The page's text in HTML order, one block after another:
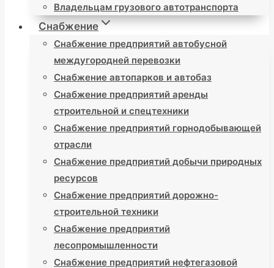
Владельцам грузового автотранспорта
Снабжение
Снабжение предприятий автобусной
междугородней перевозки
Снабжение автопарков и автобаз
Снабжение предприятий аренды
строительной и спецтехники
Снабжение предприятий горнодобывающей
отрасли
Снабжение предприятий добычи природных
ресурсов
Снабжение предприятий дорожно-
строительной техники
Снабжение предприятий
лесопромышленности
Снабжение предприятий нефтегазовой